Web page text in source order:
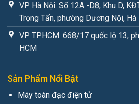
VP Hà Nội: Số 12A -D8, Khu D,
Trọng Tấn, phường Dương Nội, Hà
VP TPHCM: 668/17 quốc lộ 13,
HCM
Sản Phẩm Nổi Bật
Máy toàn đạc điện tử